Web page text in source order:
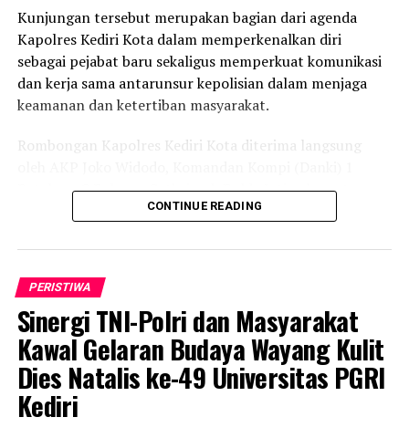
Kunjungan tersebut merupakan bagian dari agenda
Kapolres Kediri Kota dalam memperkenalkan diri
sebagai pejabat baru sekaligus memperkuat komunikasi
dan kerja sama antarunsur kepolisian dalam menjaga
keamanan dan ketertiban masyarakat.
Rombongan Kapolres Kediri Kota diterima langsung
Batalyon C Pelopor Satbrimob Polda Jatim, beserta
Dalam pertemuan tersebut, AKBP Wisnu menyampaikan
pentingnya membangun hubungan koordinasi dan
sinergitas antara Polres Kediri Kota dengan jajaran
Brimob, khususnya dalam menghadapi berbagai
dinamika situasi keamanan yang membutuhkan
kesiapsiagaan personel.
“Sebagai pejabat baru di Polres Kediri Kota, kami perlu
memperkenalkan diri sekaligus membangun komunikasi
CONTINUE READING
PERISTIWA
Sinergi TNI-Polri dan Masyarakat
Kawal Gelaran Budaya Wayang Kulit
Dies Natalis ke-49 Universitas PGRI
Kediri